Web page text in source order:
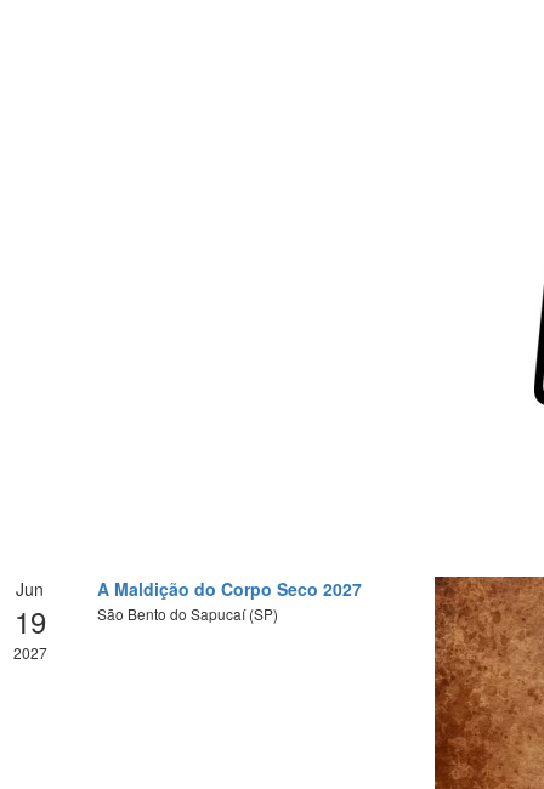
Jun
19
2027
A Maldição do Corpo Seco 2027
São Bento do Sapucaí (SP)